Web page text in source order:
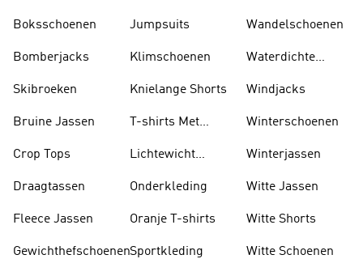
Boksschoenen
Bomberjacks
Skibroeken
Bruine Jassen
Crop Tops
Draagtassen
Fleece Jassen
Gewichthefschoenen
Jumpsuits
Klimschoenen
Knielange Shorts
T-shirts Met
Lichtewicht
Onderkleding
Oranje T-shirts
Sportkleding
Wandelschoenen
Waterdichte
Windjacks
Winterschoenen
Winterjassen
Witte Jassen
Witte Shorts
Witte Schoenen